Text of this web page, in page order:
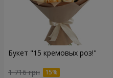
Букет "15 кремовых роз!"
1 716 грн